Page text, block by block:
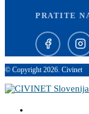
PRATITE
© Copyright 2026. Civinet